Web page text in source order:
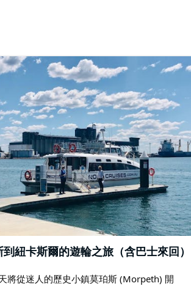
到紐卡斯爾的遊輪之旅（含巴士來回）
將從迷人的歷史小鎮莫珀斯 (Morpeth) 開